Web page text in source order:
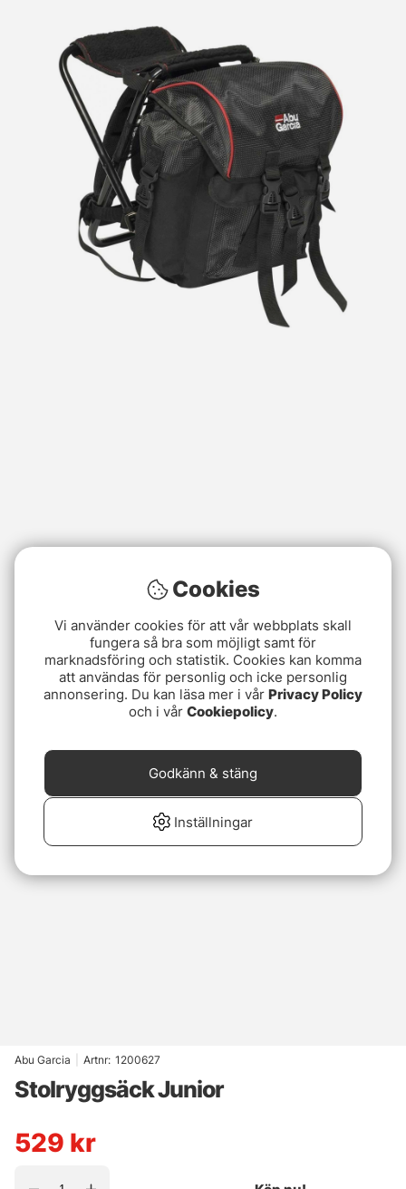
Abu Garcia Artnr: 1200627
Stolryggsäck Junior
529 kr
Cookies
Vi använder cookies för att vår webbplats skall
fungera så bra som möjligt samt för
marknadsföring och statistik. Cookies kan komma
att användas för personlig och icke personlig
annonsering. Du kan läsa mer i vår Privacy Policy
och i vår Cookiepolicy.
Inställningar
Godkänn & stäng